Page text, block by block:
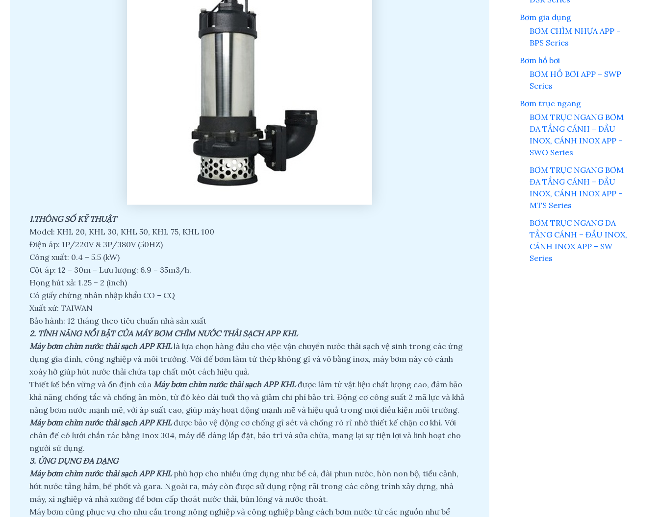
1.THÔNG SỐ KỸ THUẬT
Model: KHL 20, KHL 30, KHL 50, KHL 75, KHL 100
Điện áp: 1P/220V & 3P/380V (50HZ)
Công xuất: 0.4 – 5.5 (kW)
Cột áp: 12 – 30m – Lưu lượng: 6.9 – 35m3/h.
Họng hút xả: 1.25 – 2 (inch)
Có giấy chứng nhân nhập khẩu CO – CQ
Xuất xứ: TAIWAN
Bảo hành: 12 tháng theo tiêu chuẩn nhà sản xuất
2. TÍNH NĂNG NỔI BẬT CỦA MÁY BƠM CHÌM NƯỚC THẢI SẠCH APP KHL
Máy bơm chìm nước thải sạch APP KHLlà lựa chọn hàng đầu cho việc vận chuyển nước thải sạch vệ sinh trong các ứng
dụng gia đình, công nghiệp và môi trường. Với đế bơm làm từ thép không gỉ và vỏ bằng inox, máy bơm này có cánh
xoáy hở giúp hút nước thải chứa tạp chất một cách hiệu quả.
Thiết kế bền vững và ổn định của Máy bơm chìm nước thải sạch APP KHLđược làm từ vật liệu chất lượng cao, đảm bảo
khả năng chống tắc và chống ăn mòn, từ đó kéo dài tuổi thọ và giảm chi phí bảo trì. Động cơ công suất 2 mã lực và khả
năng bơm nước mạnh mẽ, với áp suất cao, giúp máy hoạt động mạnh mẽ và hiệu quả trong mọi điều kiện môi trường.
Máy bơm chìm nước thải sạch APP KHLđược bảo vệ động cơ chống gỉ sét và chống rò rỉ nhờ thiết kế chặn cơ khí. Với
chân đế có lưới chắn rác bằng Inox 304, máy dễ dàng lắp đặt, bảo trì và sửa chữa, mang lại sự tiện lợi và linh hoạt cho
người sử dụng.
3. ỨNG DỤNG ĐA DẠNG
Máy bơm chìm nước thải sạch APP KHLphù hợp cho nhiều ứng dụng như bể cá, đài phun nước, hòn non bộ, tiểu cảnh,
hút nước tầng hầm, bể phốt và gara. Ngoài ra, máy còn được sử dụng rộng rãi trong các công trình xây dựng, nhà
máy, xí nghiệp và nhà xưởng để bơm cấp thoát nước thải, bùn lỏng và nước thoát.
Máy bơm cũng phục vụ cho nhu cầu trong nông nghiệp và công nghiệp bằng cách bơm nước từ các nguồn như bể
Bơm gia dụng
BƠM CHÌM NHỰA APP –
BPS Series
Bơm hồ bơi
BƠM HỒ BƠI APP – SWP
Series
Bơm trục ngang
BƠM TRỤC NGANG BƠM
ĐA TẦNG CÁNH – ĐẦU
INOX, CÁNH INOX APP –
SWO Series
BƠM TRỤC NGANG BƠM
ĐA TẦNG CÁNH – ĐẦU
INOX, CÁNH INOX APP –
MTS Series
BƠM TRỤC NGANG ĐA
TẦNG CÁNH – ĐẦU INOX,
CÁNH INOX APP – SW
Series